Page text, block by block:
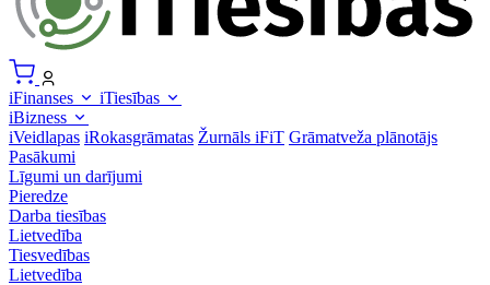
iFinanses
iTiesības
iBizness
iVeidlapas iRokasgrāmatas Žurnāls iFiT Grāmatveža plānotājs
Pasākumi
Līgumi un darījumi
Pieredze
Darba tiesības
Lietvedība
Tiesvedības
Lietvedība